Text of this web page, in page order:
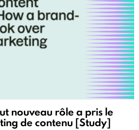
nouveau rôle a pris le
de contenu [Study]